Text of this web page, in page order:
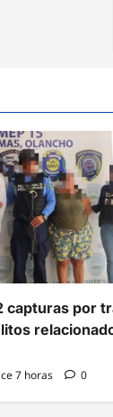
capturas por
7 horas 0